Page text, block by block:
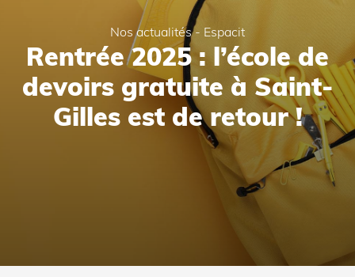
Nos actualités - Espacit
Rentrée 2025 : l’école de
devoirs gratuite à Saint-
Gilles est de retour !